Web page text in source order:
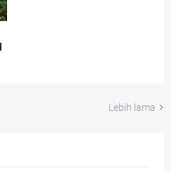
Lebih lama